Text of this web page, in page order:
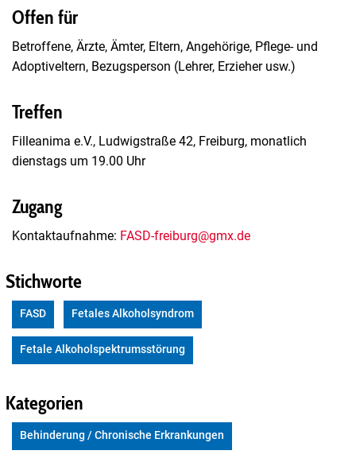
Offen für
Betroffene, Ärzte, Ämter, Eltern, Angehörige, Pflege- und
Adoptiveltern, Bezugsperson (Lehrer, Erzieher usw.)
Treffen
Filleanima e.V., Ludwigstraße 42, Freiburg, monatlich
dienstags um 19.00 Uhr
Zugang
Kontaktaufnahme: FASD-freiburg@gmx.de
Stichworte
FASD Fetales Alkoholsyndrom
Fetale Alkoholspektrumsstörung
Kategorien
Behinderung / Chronische Erkrankungen